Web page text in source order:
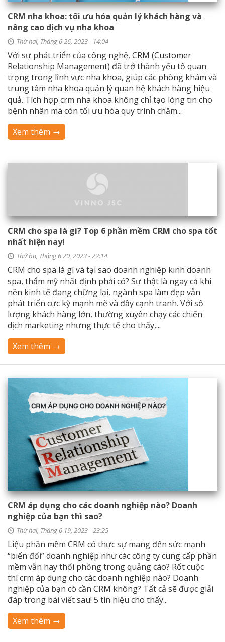
CRM nha khoa: tối ưu hóa quản lý khách hàng và
nâng cao dịch vụ nha khoa
Thứ hai, Tháng 6 26, 2023 - 14:04
Với sự phát triển của công nghệ, CRM (Customer
Relationship Management) đã trở thành yếu tố quan
trọng trong lĩnh vực nha khoa, giúp các phòng khám và
trung tâm nha khoa quản lý quan hệ khách hàng hiệu
quả. Tích hợp crm nha khoa không chỉ tạo lòng tin cho
bệnh nhân mà còn tối ưu hóa quy trình chăm...
Xem thêm →
CRM cho spa là gì? Top 6 phần mềm CRM cho spa tốt
nhất hiện nay!
Thứ ba, Tháng 6 20, 2023 - 22:14
CRM cho spa là gì và tại sao doanh nghiệp kinh doanh
spa, thẩm mỹ nhất định phải có? Sự thật là ngay cả khi
nền kinh tế đang chững lại, ngành spa làm đẹp vẫn
phát triển cực kỳ mạnh mẽ và đầy cạnh tranh. Với số
lượng khách hàng lớn, thường xuyên chạy các chiến
dịch marketing nhưng thực tế cho thấy,...
Xem thêm →
CRM áp dụng cho các doanh nghiệp nào? Doanh
nghiệp của bạn thì sao?
Thứ hai, Tháng 6 19, 2023 - 23:25
Liệu phần mềm CRM có thực sự mang đến sức mạnh
“biến đổi” doanh nghiệp như các công ty cung cấp phần
mềm vẫn hay thổi phồng trong quảng cáo? Rốt cuộc
thì crm áp dụng cho các doanh nghiệp nào? Doanh
nghiệp của bạn có cần CRM không? Tất cả sẽ được giải
đáp trong bài viết sau! 5 tín hiệu cho thấy...
Xem thêm →